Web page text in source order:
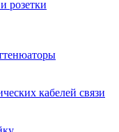
розетки
кабелей связи